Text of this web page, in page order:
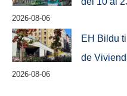
2026-08-06
EH Bildu
de
2026-08-06